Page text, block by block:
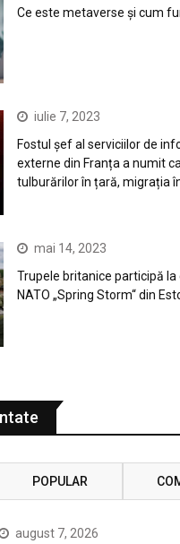
Ce este metaverse și cum
iulie 7, 2023
Fostul șef al serviciilor de
externe din Franța a numit
tulburărilor în țară, migrația
mai 14, 2023
Trupele britanice participă la
NATO „Spring Storm“ din
POPULAR
august 7, 2026